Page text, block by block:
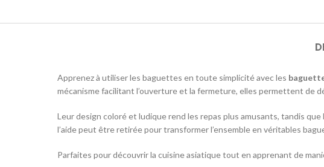
Apprenez à utiliser les baguettes en toute simplicité avec les
mécanisme facilitant l’ouverture et la fermeture, elles permettent de
Leur design coloré et ludique rend les repas plus amusants, tandis
l’aide peut être retirée pour transformer l’ensemble en véritables
Parfaites pour découvrir la cuisine asiatique tout en apprenant de